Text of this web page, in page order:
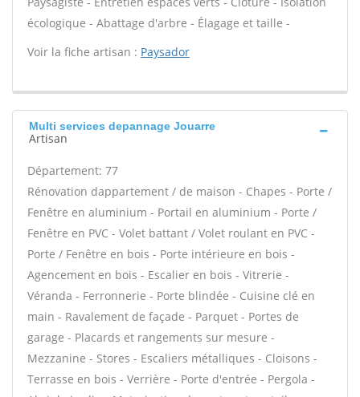
écologique - Abattage d'arbre - Élagage et taille -
Voir la fiche artisan : Paysador
Multi services depannage Jouarre
Artisan
Département: 77
Rénovation dappartement / de maison - Chapes - Porte /
Fenêtre en aluminium - Portail en aluminium - Porte /
Fenêtre en PVC - Volet battant / Volet roulant en PVC -
Porte / Fenêtre en bois - Porte intérieure en bois -
Agencement en bois - Escalier en bois - Vitrerie -
Véranda - Ferronnerie - Porte blindée - Cuisine clé en
main - Ravalement de façade - Parquet - Portes de
garage - Placards et rangements sur mesure -
Mezzanine - Stores - Escaliers métalliques - Cloisons -
Terrasse en bois - Verrière - Porte d'entrée - Pergola -